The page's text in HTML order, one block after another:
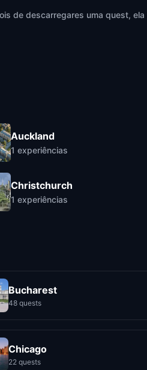
de descarregares uma quest, ela
Auckland
1 experiências
Christchurch
1 experiências
Bucharest
48 quests
Chicago
22 quests